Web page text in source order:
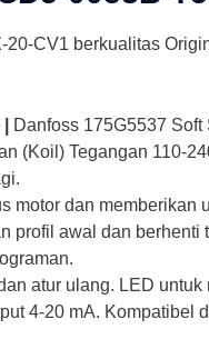
20-CV1 berkualitas
Danfoss 175G5537
(Koil) Tegangan 110-
motor dan
profil awal dan
atur ulang. LED
4-20 mA. Kompatibel